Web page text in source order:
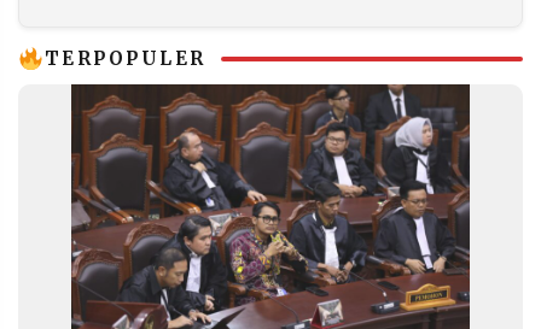
TERPOPULER